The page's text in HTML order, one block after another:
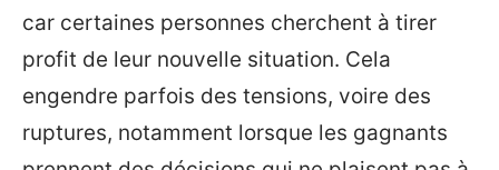
car certaines personnes cherchent à tirer
profit de leur nouvelle situation. Cela
engendre parfois des tensions, voire des
ruptures, notamment lorsque les gagnants